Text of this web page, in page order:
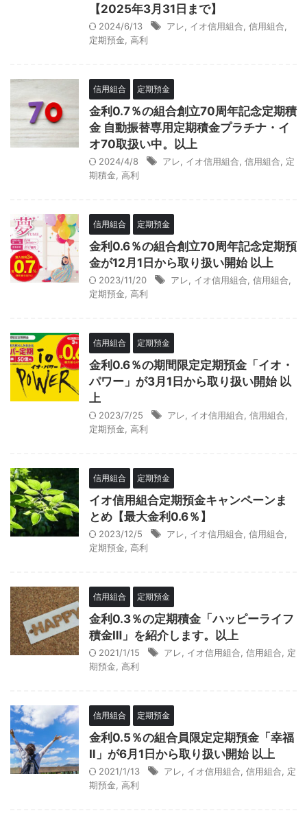
【2025年3月31日まで】
2024/6/13 アレ イオ信用組合 信用組合
定期預金 高利
信用組合 定期預金
金利0.7％の組合創立70周年記念定期積
金 自動振替専用定期積金プラチナ・イ
オ70取扱い中。以上
2024/4/8 アレ イオ信用組合 信用組合
定
期積金 高利
信用組合 定期預金
金利0.6％の組合創立70周年記念定期預
金が12月1日から取り扱い開始 以上
2023/11/20 アレ イオ信用組合 信用組合
定期預金 高利
信用組合 定期預金
金利0.6％の期間限定定期預金「イオ・
パワー」が3月1日から取り扱い開始 以
上
2023/7/25 アレ イオ信用組合 信用組合
定期預金 高利
信用組合 定期預金
イオ信用組合定期預金キャンペーンま
とめ【最大金利0.6％】
2023/12/5 アレ イオ信用組合 信用組合
定期預金 高利
信用組合 定期預金
金利0.3％の定期積金「ハッピーライフ
積金Ⅲ」を紹介します。以上
2021/1/15 アレ イオ信用組合 信用組合
定
期預金 高利
信用組合 定期預金
金利0.5％の組合員限定定期預金「幸福
Ⅱ」が6月1日から取り扱い開始 以上
2021/1/13 アレ イオ信用組合 信用組合
定
期預金 高利